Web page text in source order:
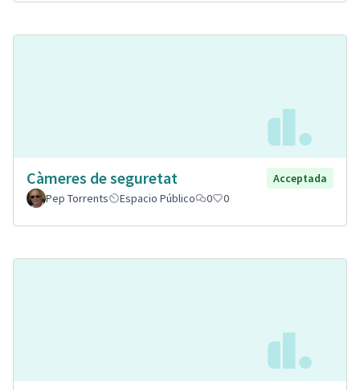
Càmeres de seguretat
Acceptada
Pep Torrents
Espacio Público 0 0